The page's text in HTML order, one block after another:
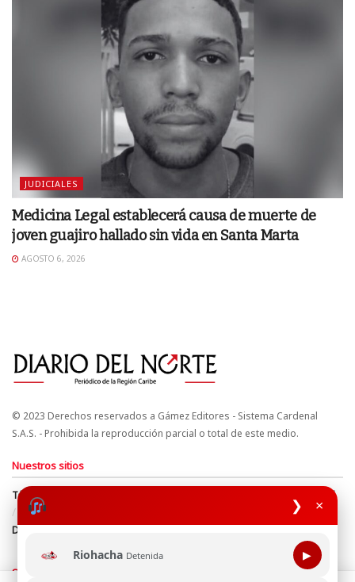
❯ ×
Riohacha Detenida ▶
JUDICIALES
Medicina Legal establecerá causa de muerte de
joven guajiro hallado sin vida en Santa Marta
AGOSTO 6, 2026
© 2023 Derechos reservados a Gámez Editores - Sistema Cardenal
S.A.S. - Prohibida la reproducción parcial o total de este medio.
Nuestros sitios
Términos y Condiciones
Derechos de Autor y Propiedad Intelectual
Política de uso de cookies
Política de Tratamiento de Datos
Directrices Editoriales
Síguenos